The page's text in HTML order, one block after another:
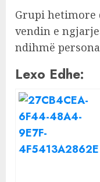
Grupi hetimore
vendin e
ndihmë
Lexo Edhe: